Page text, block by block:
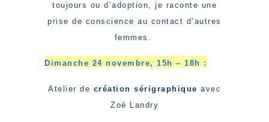
toujours ou d’adoption, je raconte une
prise de conscience au contact d’autres
femmes.
Dimanche 24 novembre, 15h – 18h :
Atelier de création sérigraphique avec
Zoé Landry